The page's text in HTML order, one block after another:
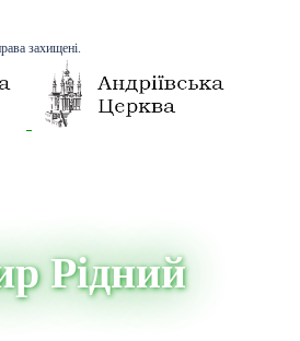
захищені.
Рідний